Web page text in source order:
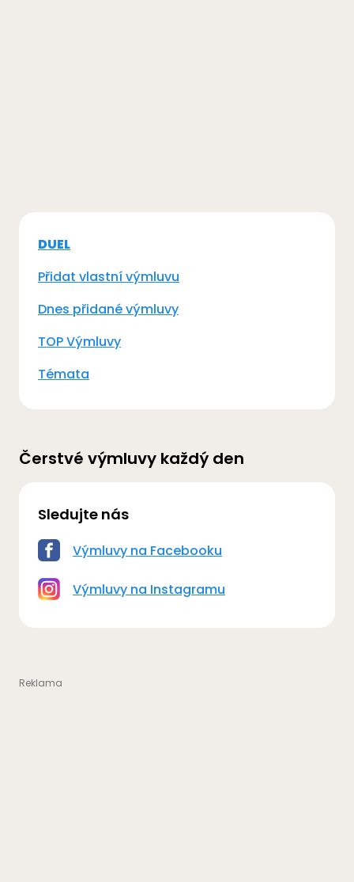
DUEL
Přidat vlastní výmluvu
Dnes přidané výmluvy
TOP Výmluvy
Témata
Čerstvé výmluvy každý den
Sledujte nás
Výmluvy na Facebooku
Výmluvy na Instagramu